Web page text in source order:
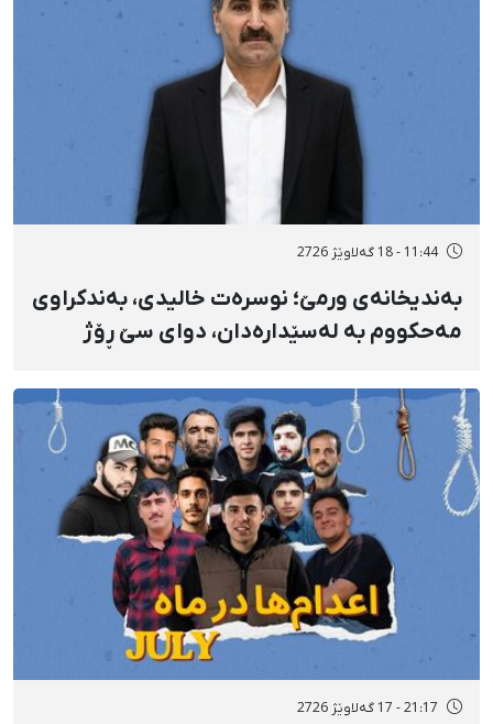
11:44 - 18 گەلاوێژ 2726
بەندیخانەی ورمێ؛ نوسرەت خالیدی، بەندکراوی
مەحکووم بە لەسێدارەدان، دوای سێ ڕۆژ
نەخۆشخانە گیانی لەدەست دا
21:17 - 17 گەلاوێژ 2726